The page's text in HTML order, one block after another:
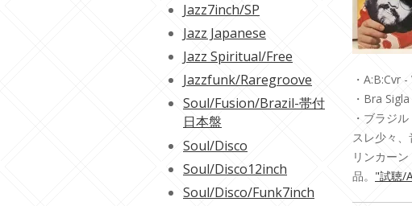
・A:B:Cvr
・Bra
・ブラジ
スレ少々、
リンカー
品。 "試聴/
Jazz7inch/SP
Jazz Japanese
Jazz Spiritual/Free
Jazzfunk/Raregroove
Soul/Fusion/Brazil-帯付
日本盤
Soul/Disco
Soul/Disco12inch
Soul/Disco/Funk7inch